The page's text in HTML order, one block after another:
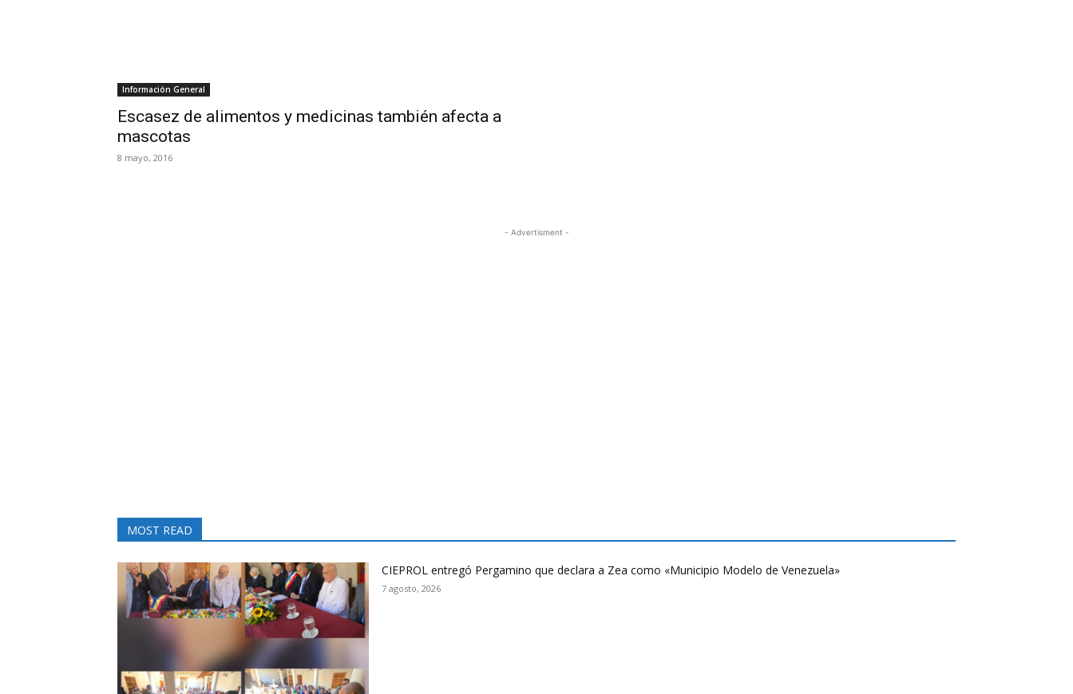
Información General
Escasez de alimentos y medicinas también afecta a
mascotas
8 mayo, 2016
- Advertisment -
MOST READ
CIEPROL entregó Pergamino que declara a Zea como «Municipio Modelo de Venezuela»
7 agosto, 2026